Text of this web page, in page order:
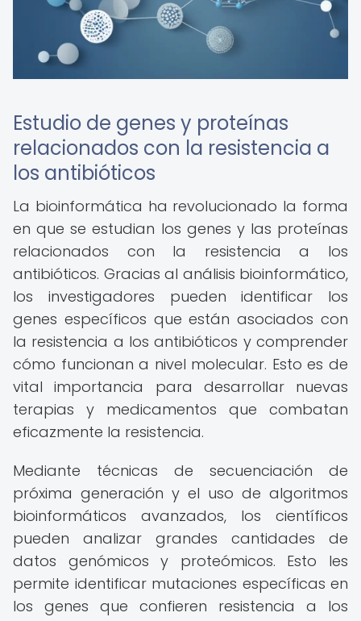
Estudio de genes y proteínas
relacionados con la resistencia a
los antibióticos
La bioinformática ha revolucionado la forma
en que se estudian los genes y las proteínas
relacionados con la resistencia a los
antibióticos. Gracias al análisis bioinformático,
los investigadores pueden identificar los
genes específicos que están asociados con
la resistencia a los antibióticos y comprender
cómo funcionan a nivel molecular. Esto es de
vital importancia para desarrollar nuevas
terapias y medicamentos que combatan
eficazmente la resistencia.
Mediante técnicas de secuenciación de
próxima generación y el uso de algoritmos
bioinformáticos avanzados, los científicos
pueden analizar grandes cantidades de
datos genómicos y proteómicos. Esto les
permite identificar mutaciones específicas en
los genes que confieren resistencia a los